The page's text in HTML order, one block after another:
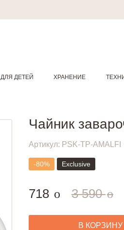
ДЛЯ ДЕТЕЙ ХРАНЕНИЕ
Чайник
Артикул: PSK-TP-AMALFI
-80% Exclusive
718 руб.
o 3 590руб.
o
В КОРЗИНУ